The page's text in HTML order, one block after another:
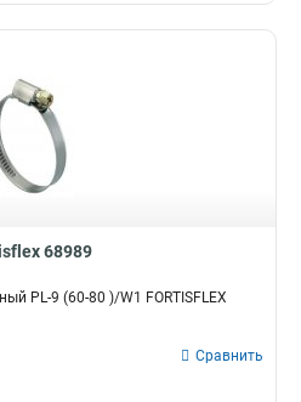
68989
PL-9 (60-80 )/W1 FORTISFLEX
Сравнить